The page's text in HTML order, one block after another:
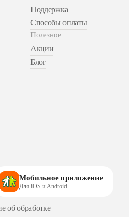
Поддержка
Способы оплаты
Полезное
Акции
Блог
Мобильное приложение
Для iOS и Android
об обработке